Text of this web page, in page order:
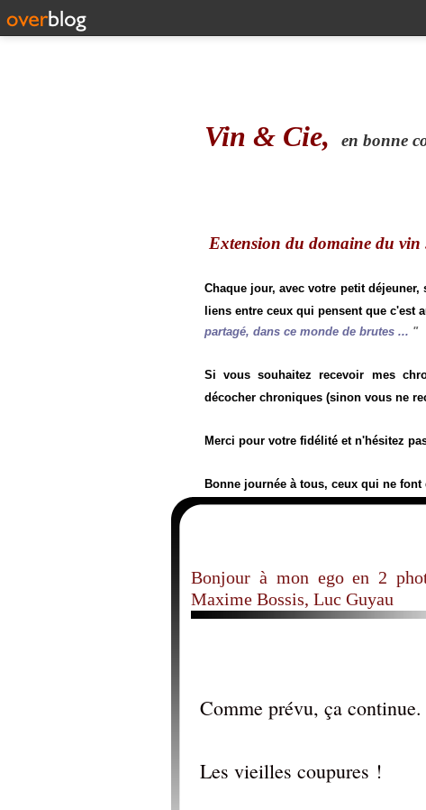
Vin & Cie, en bonne
Extension du domaine du vin
Chaque jour, avec votre petit
liens entre ceux qui pensent que c'est
partagé, dans ce monde de brutes ... "
Si vous souhaitez recevoir mes
décocher chroniques (sinon vous ne
Merci pour votre fidélité et n'hésitez
Bonne journée à tous, ceux qui ne
Bonjour à mon ego en 2
Maxime Bossis, Luc Guyau
Comme prévu, ça continue.
Les vieilles coupures !